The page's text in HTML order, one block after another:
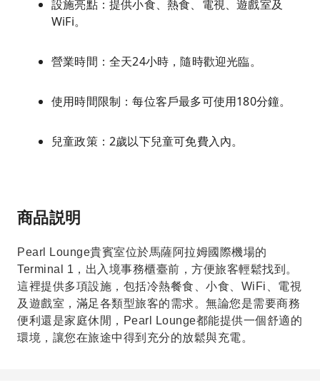
設施亮點：提供小食、熱食、電視、遊戲室及
WiFi。
營業時間：全天24小時，隨時歡迎光臨。
使用時間限制：每位客戶最多可使用180分鐘。
兒童政策：2歲以下兒童可免費入內。
商品説明
Pearl Lounge貴賓室位於馬薩阿拉姆國際機場的
Terminal 1，出入境事務櫃臺前，方便旅客輕鬆找到。
這裡提供多項設施，包括冷熱餐食、小食、WiFi、電視
及遊戲室，滿足各類型旅客的需求。無論您是需要商務
便利還是家庭休閒，Pearl Lounge都能提供一個舒適的
環境，讓您在旅途中得到充分的放鬆與充電。